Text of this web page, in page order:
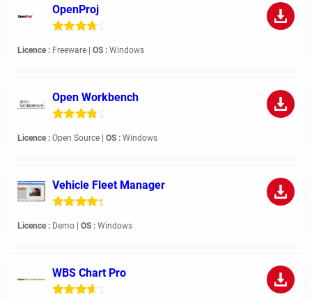
OpenProj
Licence : Freeware | OS : Windows
Open Workbench
Licence : Open Source | OS : Windows
Vehicle Fleet Manager
Licence : Demo | OS : Windows
WBS Chart Pro